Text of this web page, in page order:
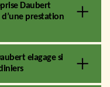
Daubert
prestation
elagage si